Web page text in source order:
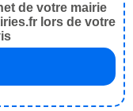
de votre mairie
lors de votre